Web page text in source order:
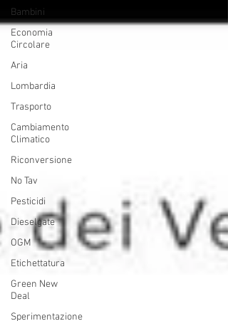
Bambini
Economia
Circolare
Aria
Lombardia
Trasporto
Cambiamento
Climatico
Riconversione
No Tav
Pesticidi
Dieselgate
OGM
Etichettatura
Green New
Deal
Sperimentazione